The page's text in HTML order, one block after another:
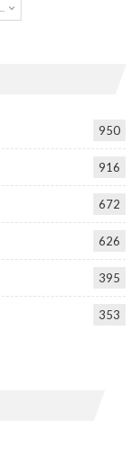
950
916
672
626
395
353